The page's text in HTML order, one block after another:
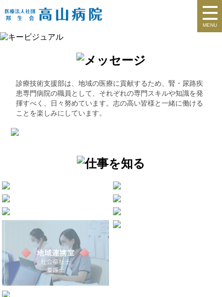
MENU
診療技術支援部は、地域の医療に貢献するため、腎・尿路疾
患専門病院の職員として、それぞれの専門スキルや知識を発
揮すべく、日々努めています。志の高い皆様と一緒に働ける
ことを楽しみにしています。